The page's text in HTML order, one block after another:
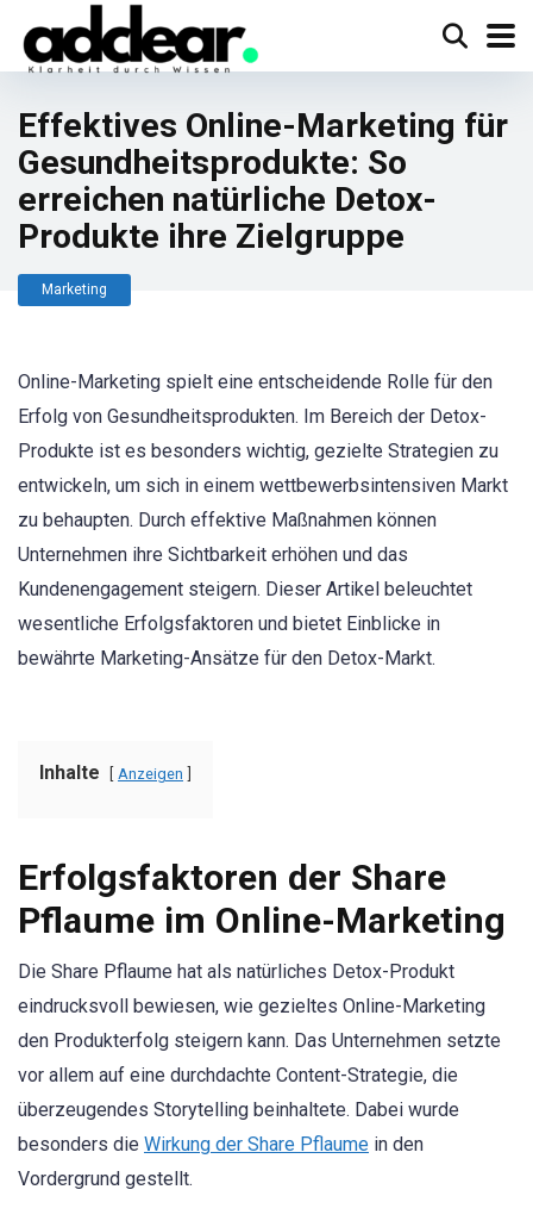
Effektives Online-Marketing für
Gesundheitsprodukte: So
erreichen natürliche Detox-
Produkte ihre Zielgruppe
Marketing
Online-Marketing spielt eine entscheidende Rolle für den
Erfolg von Gesundheitsprodukten. Im Bereich der Detox-
Produkte ist es besonders wichtig, gezielte Strategien zu
entwickeln, um sich in einem wettbewerbsintensiven Markt
zu behaupten. Durch effektive Maßnahmen können
Unternehmen ihre Sichtbarkeit erhöhen und das
Kundenengagement steigern. Dieser Artikel beleuchtet
wesentliche Erfolgsfaktoren und bietet Einblicke in
bewährte Marketing-Ansätze für den Detox-Markt.
Inhalte Anzeigen
Erfolgsfaktoren der Share
Pflaume im Online-Marketing
Die Share Pflaume hat als natürliches Detox-Produkt
eindrucksvoll bewiesen, wie gezieltes Online-Marketing
den Produkterfolg steigern kann. Das Unternehmen setzte
vor allem auf eine durchdachte Content-Strategie, die
überzeugendes Storytelling beinhaltete. Dabei wurde
besonders die Wirkung der Share Pflaume in den
Vordergrund gestellt.